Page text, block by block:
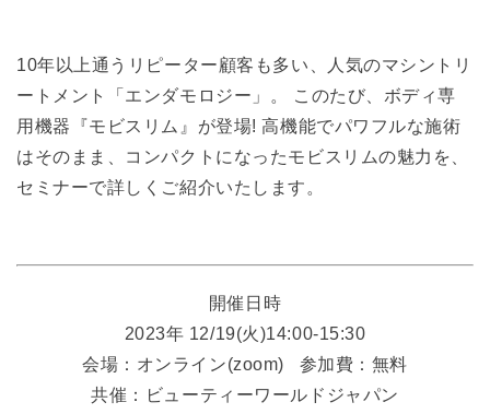
10年以上通うリピーター顧客も多い、人気のマシントリ
ートメント「エンダモロジー」。 このたび、ボディ専
用機器『モビスリム』が登場! 高機能でパワフルな施術
はそのまま、コンパクトになったモビスリムの魅力を、
セミナーで詳しくご紹介いたします。
開催日時
2023年 ​​​​​​12/19(火)14:00-15:30
会場：オンライン(zoom) 参加費：無料
共催：ビューティーワールドジャパン